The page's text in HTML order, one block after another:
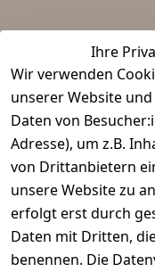
Ihre
Wir verwenden
unserer Website
Daten von
Adresse), um z.B.
von Drittanbietern
unsere Website zu
erfolgt erst durch
Daten mit Dritten,
benennen. Die